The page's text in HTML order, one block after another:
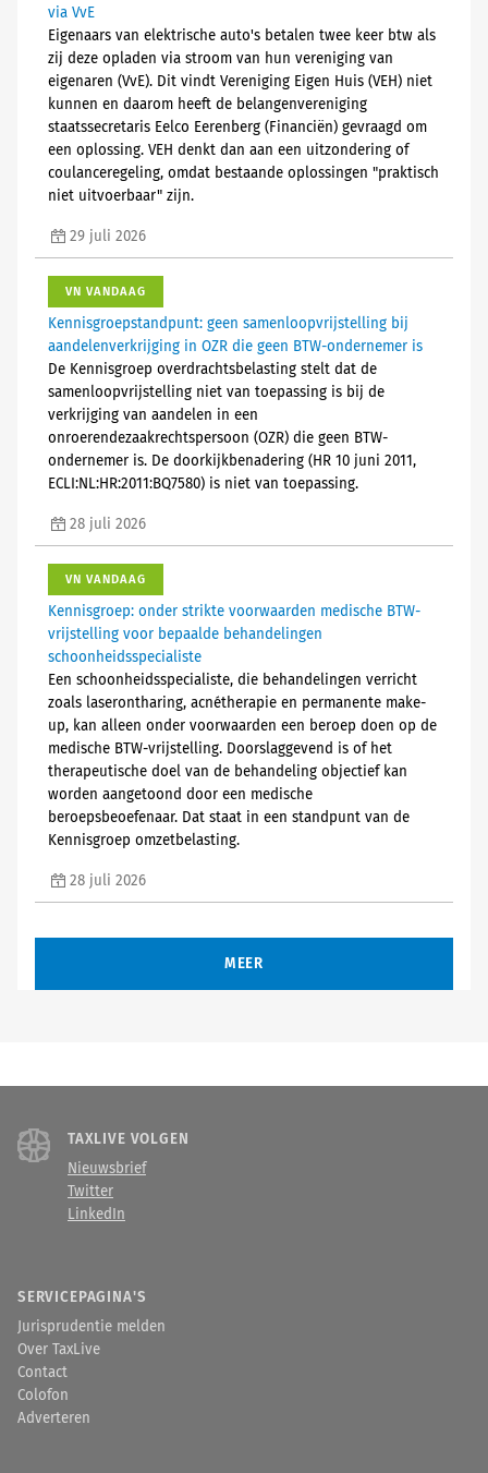
via VvE
Eigenaars van elektrische auto's betalen twee keer btw als
zij deze opladen via stroom van hun vereniging van
eigenaren (VvE). Dit vindt Vereniging Eigen Huis (VEH) niet
kunnen en daarom heeft de belangenvereniging
staatssecretaris Eelco Eerenberg (Financiën) gevraagd om
een oplossing. VEH denkt dan aan een uitzondering of
coulanceregeling, omdat bestaande oplossingen "praktisch
niet uitvoerbaar" zijn.
29 juli 2026
VN VANDAAG
Kennisgroepstandpunt: geen samenloopvrijstelling bij
aandelenverkrijging in OZR die geen BTW-ondernemer is
De Kennisgroep overdrachtsbelasting stelt dat de
samenloopvrijstelling niet van toepassing is bij de
verkrijging van aandelen in een
onroerendezaakrechtspersoon (OZR) die geen BTW-
ondernemer is. De doorkijkbenadering (HR 10 juni 2011,
ECLI:NL:HR:2011:BQ7580) is niet van toepassing.
28 juli 2026
VN VANDAAG
Kennisgroep: onder strikte voorwaarden medische BTW-
vrijstelling voor bepaalde behandelingen
schoonheidsspecialiste
Een schoonheidsspecialiste, die behandelingen verricht
zoals laserontharing, acnétherapie en permanente make-
up, kan alleen onder voorwaarden een beroep doen op de
medische BTW-vrijstelling. Doorslaggevend is of het
therapeutische doel van de behandeling objectief kan
worden aangetoond door een medische
beroepsbeoefenaar. Dat staat in een standpunt van de
Kennisgroep omzetbelasting.
28 juli 2026
MEER
TAXLIVE VOLGEN
Nieuwsbrief
Twitter
LinkedIn
SERVICEPAGINA'S
Jurisprudentie melden
Over TaxLive
Contact
Colofon
Adverteren